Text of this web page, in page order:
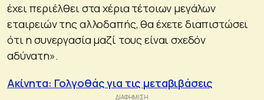
έχει περιέλθει στα χέρια τέτοιων μεγάλων
εταιρειών της αλλοδαπής, θα έχετε διαπιστώσει
ότι η συνεργασία μαζί τους είναι σχεδόν
αδύνατη».
Ακίνητα: Γολγοθάς για τις μεταβιβάσεις